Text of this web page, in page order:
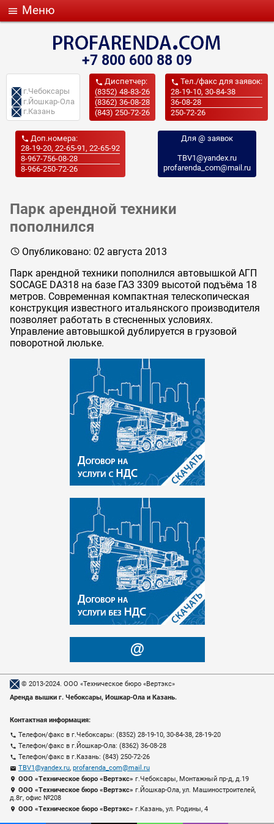
 Меню
+7 800 600 88 09
г.Чебоксары
г.Йошкар-Ола
г.Казань
 Диспетчер:
(8352) 48-83-26
(8362) 36-08-28
(843) 250-72-26
 Тел./факс для заявок:
28-19-10, 30-84-38
36-08-28
250-72-26
 Доп.номера:
28-19-20, 22-65-91, 22-65-92
8-967-756-08-28
8-966-250-72-26
Для @ заявок
TBV1@yandex.ru
profarenda_com@mail.ru
Парк арендной техники
пополнился
 Опубликовано: 02 августа 2013
Парк арендной техники пополнился автовышкой АГП
SOCAGE DA318 на базе ГАЗ 3309 высотой подъёма 18
метров. Современная компактная телескопическая
конструкция известного итальянского производителя
позволяет работать в стесненных условиях.
Управление автовышкой дублируется в грузовой
поворотной люльке.
© 2013-2024. ООО «Техническое бюро «Вертэкс»
Аренда вышки г. Чебоксары, Йошкар-Ола и Казань.
Контактная информация:
 Телефон/факс в г.Чебоксары: (8352) 28-19-10, 30-84-38, 28-19-20
 Телефон/факс в г.Йошкар-Ола: (8362) 36-08-28
 Телефон/факс в г.Казань: (843) 250-72-26
 TBV1@yandex.ru, profarenda_com@mail.ru
 ООО «Техническое бюро «Вертэкс» г.Чебоксары, Монтажный пр-д, д.19
 ООО «Техническое бюро «Вертэкс» г.Йошкар-Ола, ул. Машиностроителей,
д.8г, офис №208
 ООО «Техническое бюро «Вертэкс» г.Казань, ул. Родины, 4